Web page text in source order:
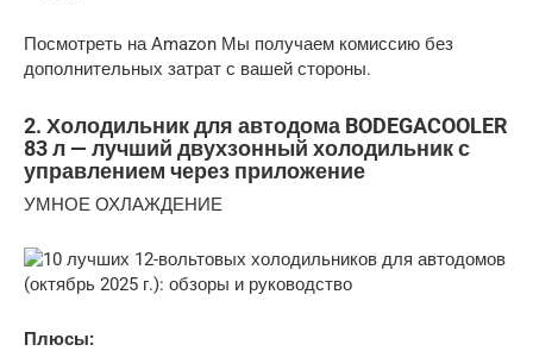
Посмотреть на Amazon Мы получаем комиссию без
дополнительных затрат с вашей стороны.
2. Холодильник для автодома BODEGACOOLER
83 л — лучший двухзонный холодильник с
управлением через приложение
УМНОЕ ОХЛАЖДЕНИЕ
Плюсы: